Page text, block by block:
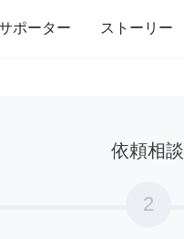
ポーター ストーリー
リア 趣味・習い事
依頼相談
2